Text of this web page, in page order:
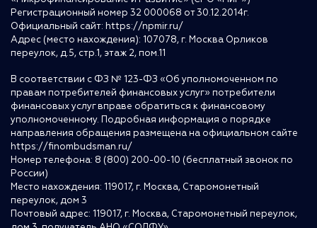
Регистрационный номер 32 000068 от 30.12.2014г.
Официальный сайт: https://npmir.ru/
Адрес (место нахождения): 107078, г. Москва Орликов
переулок, д.5, стр.1, этаж 2, пом.11
В соответствии с ФЗ № 123-ФЗ «Об уполномоченном по
правам потребителей финансовых услуг» потребители
финансовых услуг вправе обратиться к финансовому
уполномоченному. Подробная информация о порядке
направления обращения размещена на официальном сайте
https://finombudsman.ru/
Номер телефона: 8 (800) 200-00-10 (бесплатный звонок по
России)
Место нахождения: 119017, г. Москва, Старомонетный
переулок, дом 3
Почтовый адрес: 119017, г. Москва, Старомонетный переулок,